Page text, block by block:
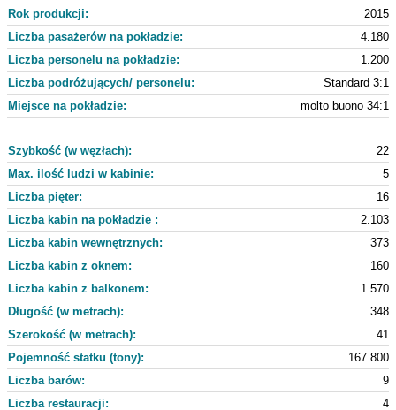
Rok produkcji:
2015
Liczba pasażerów na pokładzie:
4.180
Liczba personelu na pokładzie:
1.200
Liczba podróżujących/ personelu:
Standard 3:1
Miejsce na pokładzie:
molto buono 34:1
22
Szybkość (w węzłach):
5
Max. ilość ludzi w kabinie:
Liczba pięter:
16
Liczba kabin na pokładzie :
2.103
Liczba kabin wewnętrznych:
373
Liczba kabin z oknem:
160
Liczba kabin z balkonem:
1.570
Długość (w metrach):
348
Szerokość (w metrach):
41
Pojemność statku (tony):
167.800
Liczba barów:
9
Liczba restauracji:
4